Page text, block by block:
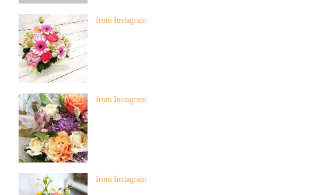
from Instagram
from Instagram
from Instagram